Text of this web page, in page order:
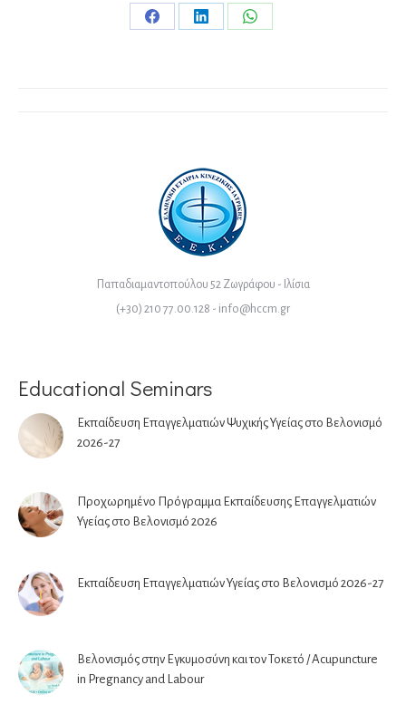
Share
Share
Share
Παπαδιαμαντοπούλου 52 Ζωγράφου - Ιλίσια
(+30) 210 77.00.128 - info@hccm.gr
Educational Seminars
Εκπαίδευση Επαγγελματιών Ψυχικής Υγείας στο Βελονισμό
2026-27
Προχωρημένο Πρόγραμμα Εκπαίδευσης Επαγγελματιών
Υγείας στο Βελονισμό 2026
Εκπαίδευση Επαγγελματιών Υγείας στο Βελονισμό 2026-27
Βελονισμός στην Εγκυμοσύνη και τον Τοκετό / Acupuncture
in Pregnancy and Labour